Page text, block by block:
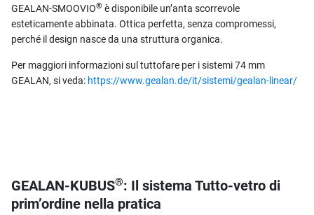
GEALAN-SMOOVIO® è disponibile un’anta scorrevole
esteticamente abbinata. Ottica perfetta, senza compromessi,
perché il design nasce da una struttura organica.
Per maggiori informazioni sul tuttofare per i sistemi 74 mm
GEALAN, si veda: https://www.gealan.de/it/sistemi/gealan-linear/
GEALAN-KUBUS®: Il sistema Tutto-vetro di
prim’ordine nella pratica